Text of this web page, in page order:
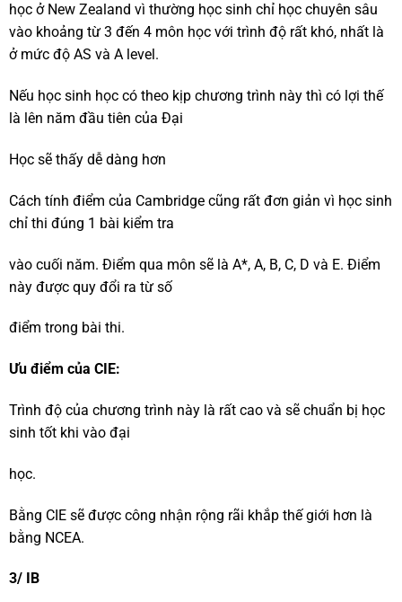
học ở New Zealand vì thường học sinh chỉ học chuyên sâu
vào khoảng từ 3 đến 4 môn học với trình độ rất khó, nhất là
ở mức độ AS và A level.
Nếu học sinh học có theo kịp chương trình này thì có lợi thế
là lên năm đầu tiên của Đại
Học sẽ thấy dễ dàng hơn
Cách tính điểm của Cambridge cũng rất đơn giản vì học sinh
chỉ thi đúng 1 bài kiểm tra
vào cuối năm. Điểm qua môn sẽ là A*, A, B, C, D và E. Điểm
này được quy đổi ra từ số
điểm trong bài thi.
Ưu điểm của CIE:
Trình độ của chương trình này là rất cao và sẽ chuẩn bị học
sinh tốt khi vào đại
học.
Bằng CIE sẽ được công nhận rộng rãi khắp thế giới hơn là
bằng NCEA.
3/ IB